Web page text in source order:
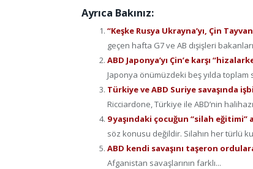
Ayrıca Bakınız:
“Keşke Rusya Ukrayna’yı, Çin
geçen hafta G7 ve AB dışişleri
ABD Japonya’yı Çin’e karşı
Japonya önümüzdeki beş yılda toplam
Türkiye ve ABD Suriye savaşında
Ricciardone, Türkiye ile ABD’nin
9 yaşındaki çocuğun “silah eğitimi”
söz konusu değildir. Silahın her türlü
ABD kendi savaşını taşeron
Afganistan savaşlarının farklı...